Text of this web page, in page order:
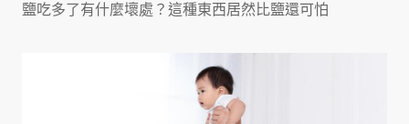
鹽吃多了有什麼壞處？這種東西居然比鹽還可怕